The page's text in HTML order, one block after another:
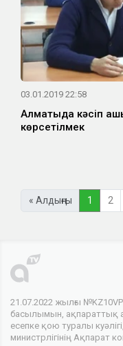
03.01.2019 22:58
Алматыда кәсіп
көрсетілмек
« Алдыңғы 1 2
21.07.2022 жылғы
басылымын, ақпараттық
есепке қою туралы
министрлігінің Ақпарат